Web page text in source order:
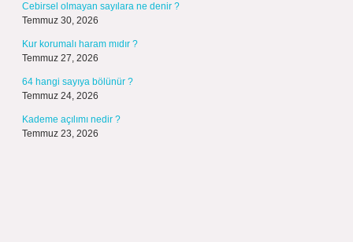
Cebirsel olmayan sayılara ne denir ?
Temmuz 30, 2026
Kur korumalı haram mıdır ?
Temmuz 27, 2026
64 hangi sayıya bölünür ?
Temmuz 24, 2026
Kademe açılımı nedir ?
Temmuz 23, 2026